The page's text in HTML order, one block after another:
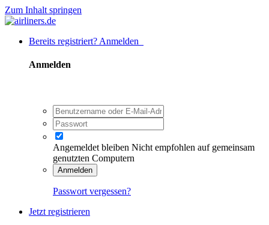
Zum Inhalt springen
Bereits registriert? Anmelden
Anmelden
Angemeldet bleiben Nicht empfohlen auf gemeinsam
genutzten Computern
Anmelden
Passwort vergessen?
Jetzt registrieren